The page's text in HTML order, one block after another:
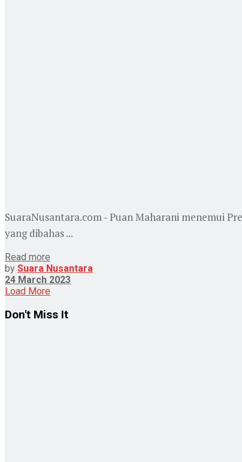
SuaraNusantara.com - Puan Maharani menemui
yang dibahas ...
Read more
by Suara Nusantara
24 March 2023
Load More
Don't Miss It